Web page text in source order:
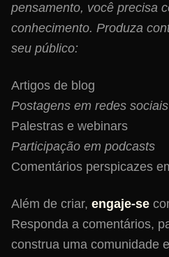
pensamento, você precisa
conhecimento. Produza
seu público:
Artigos de blog
Postagens em redes sociais
Palestras e webinars
Participação em podcasts
Comentários perspicazes
Além de criar, engaje-se
Responda a comentários,
construa uma comunidade